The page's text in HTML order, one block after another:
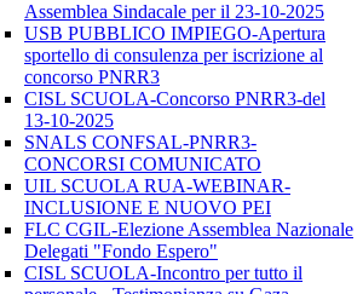
Assemblea Sindacale per il 23-10-2025
USB PUBBLICO IMPIEGO-Apertura
sportello di consulenza per iscrizione al
concorso PNRR3
CISL SCUOLA-Concorso PNRR3-del
13-10-2025
SNALS CONFSAL-PNRR3-
CONCORSI COMUNICATO
UIL SCUOLA RUA-WEBINAR-
INCLUSIONE E NUOVO PEI
FLC CGIL-Elezione Assemblea Nazionale
Delegati "Fondo Espero"
CISL SCUOLA-Incontro per tutto il